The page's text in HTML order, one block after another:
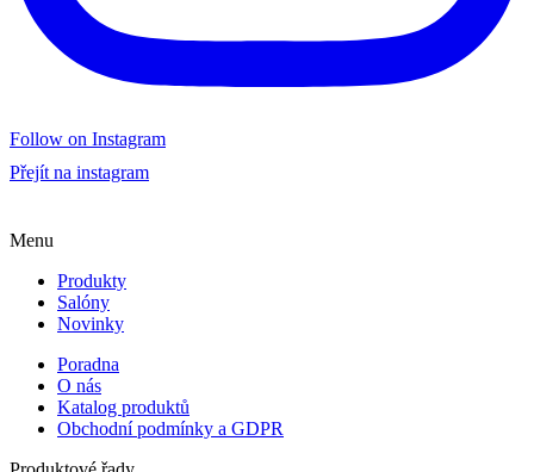
Follow on Instagram
Přejít na instagram
Menu
Produkty
Salóny
Novinky
Poradna
O nás
Katalog produktů
Obchodní podmínky a GDPR